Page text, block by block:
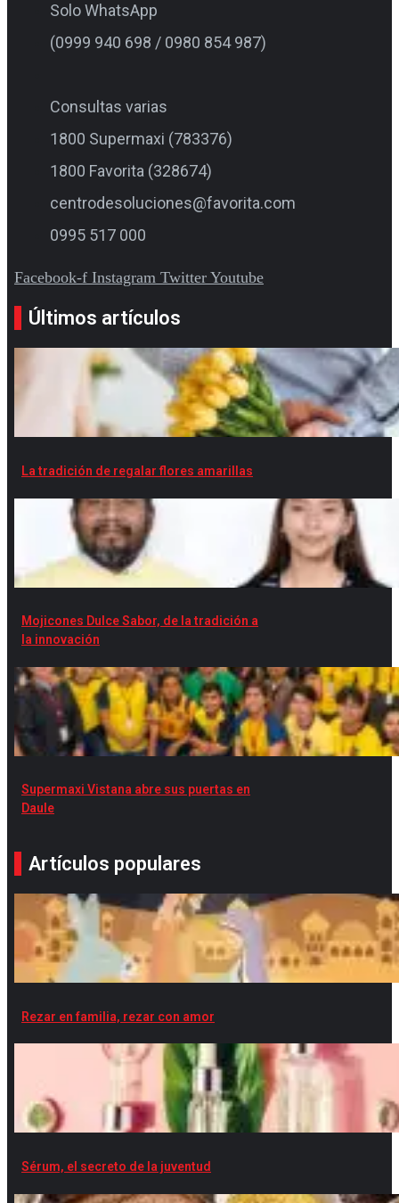
Solo WhatsApp
(0999 940 698 / 0980 854 987)
Consultas varias
1800 Supermaxi (783376)
1800 Favorita (328674)
centrodesoluciones@favorita.com
0995 517 000
Facebook-f Instagram Twitter Youtube
Últimos artículos
La tradición de regalar flores amarillas
Mojicones Dulce Sabor, de la tradición a
la innovación
Supermaxi Vistana abre sus puertas en
Daule
Artículos populares
Rezar en familia, rezar con amor
Sérum, el secreto de la juventud